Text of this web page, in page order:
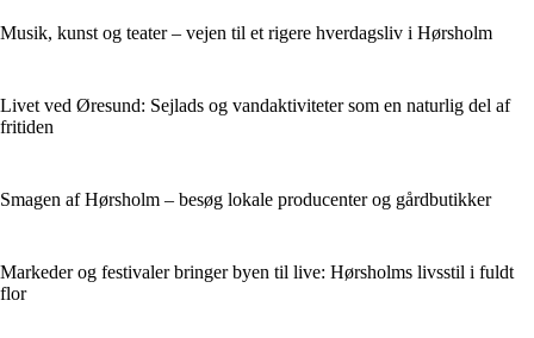
Musik, kunst og teater – vejen til et rigere hverdagsliv i Hørsholm
Livet ved Øresund: Sejlads og vandaktiviteter som en naturlig del af
fritiden
Smagen af Hørsholm – besøg lokale producenter og gårdbutikker
Markeder og festivaler bringer byen til live: Hørsholms livsstil i fuldt
flor